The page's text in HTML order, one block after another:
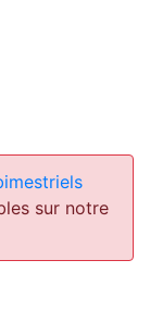
sur notre